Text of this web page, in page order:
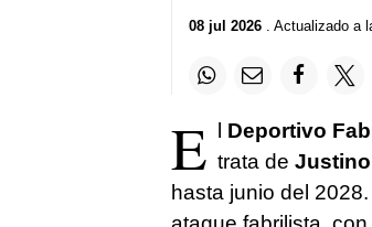
08 jul 2026. Actualizado a
E l Deportivo
trata de
hasta junio del